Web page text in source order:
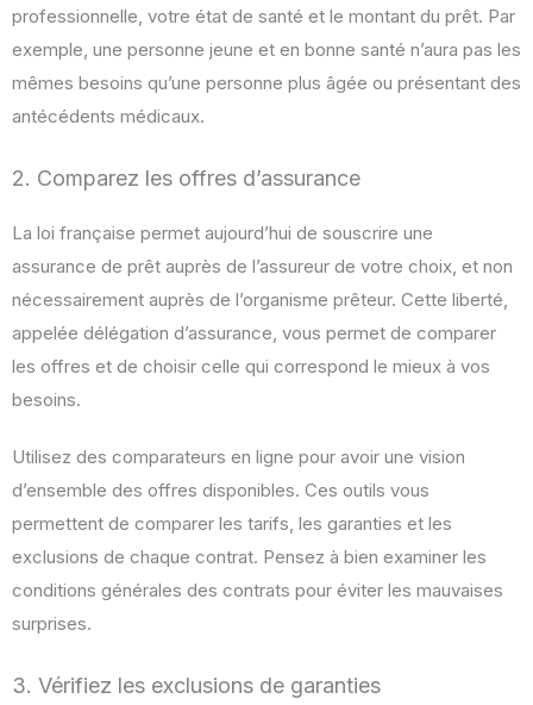
professionnelle, votre état de santé et le montant du prêt. Par
exemple, une personne jeune et en bonne santé n’aura pas les
mêmes besoins qu’une personne plus âgée ou présentant des
antécédents médicaux.
2. Comparez les offres d’assurance
La loi française permet aujourd’hui de souscrire une
assurance de prêt auprès de l’assureur de votre choix, et non
nécessairement auprès de l’organisme prêteur. Cette liberté,
appelée délégation d’assurance, vous permet de comparer
les offres et de choisir celle qui correspond le mieux à vos
besoins.
Utilisez des comparateurs en ligne pour avoir une vision
d’ensemble des offres disponibles. Ces outils vous
permettent de comparer les tarifs, les garanties et les
exclusions de chaque contrat. Pensez à bien examiner les
conditions générales des contrats pour éviter les mauvaises
surprises.
3. Vérifiez les exclusions de garanties